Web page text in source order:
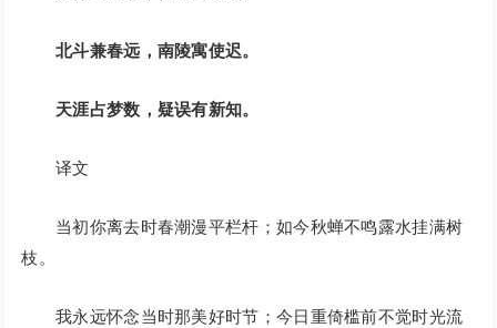
北斗兼春远，南陵寓使迟。
天涯占梦数，疑误有新知。
译文
当初你离去时春潮漫平栏杆；如今秋蝉不鸣露水挂满树
枝。
我永远怀念当时那美好时节；今日重倚槛前不觉时光流